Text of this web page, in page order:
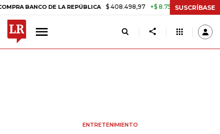
DE LA REPÚBLICA $ 408.498,97 +$ 8.753,81 +2,19% TASA DE
SUSCRÍBASE
ENTRETENIMIENTO